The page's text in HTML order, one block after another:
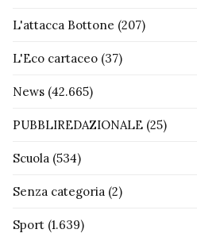
L'attacca Bottone (207)
L'Eco cartaceo (37)
News (42.665)
PUBBLIREDAZIONALE (25)
Scuola (534)
Senza categoria (2)
Sport (1.639)